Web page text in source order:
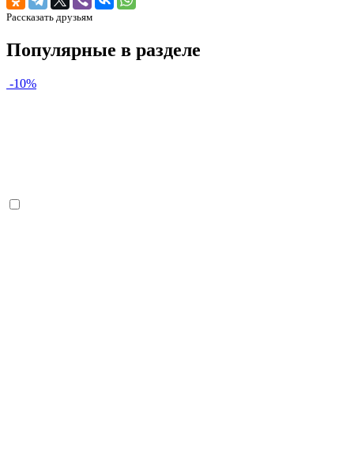
Рассказать друзьям
Популярные в разделе
-10%